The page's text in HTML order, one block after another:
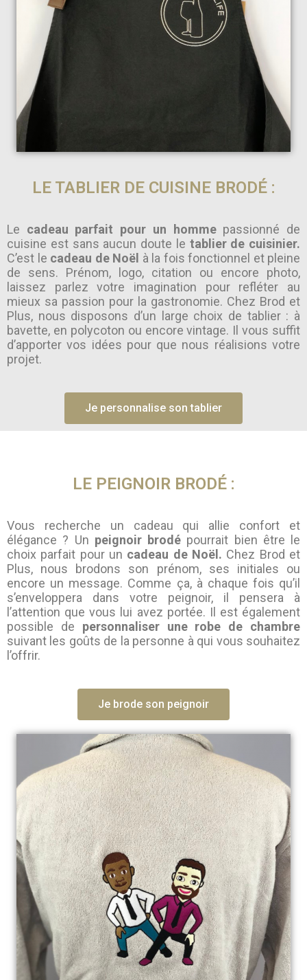
LE TABLIER DE CUISINE BRODÉ :
Le cadeau parfait pour un hommepassionné de
cuisine est sans aucun doute le tablier de cuisinier.
C’est le cadeau de Noël à la fois fonctionnel et pleine
de sens. Prénom, logo, citation ou encore photo,
laissez parlez votre imagination pour refléter au
mieux sa passion pour la gastronomie. Chez Brod et
Plus, nous disposons d’un large choix de tablier : à
bavette, en polycoton ou encore vintage. Il vous suffit
d’apporter vos idées pour que nous réalisions votre
projet.
Je personnalise son tablier
LE PEIGNOIR BRODÉ :
Vous recherche un cadeau qui allie confort et
élégance ? Un peignoir brodé pourrait bien être le
choix parfait pour un cadeau de Noël. Chez Brod et
Plus, nous brodons son prénom, ses initiales ou
encore un message. Comme ça, à chaque fois qu’il
s’enveloppera dans votre peignoir, il pensera à
l’attention que vous lui avez portée. Il est également
possible de personnaliser une robe de chambre
suivant les goûts de la personne à qui vous souhaitez
l’offrir.
Je brode son peignoir